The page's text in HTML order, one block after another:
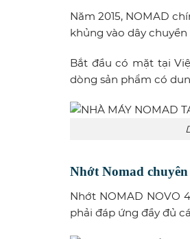
Năm 2015, NOMAD
khủng vào dây
Bắt đầu có mặt tại
dòng sản phẩm có
Nhớt Nomad
Nhớt NOMAD NOVO
phải đáp ứng đầy đủ